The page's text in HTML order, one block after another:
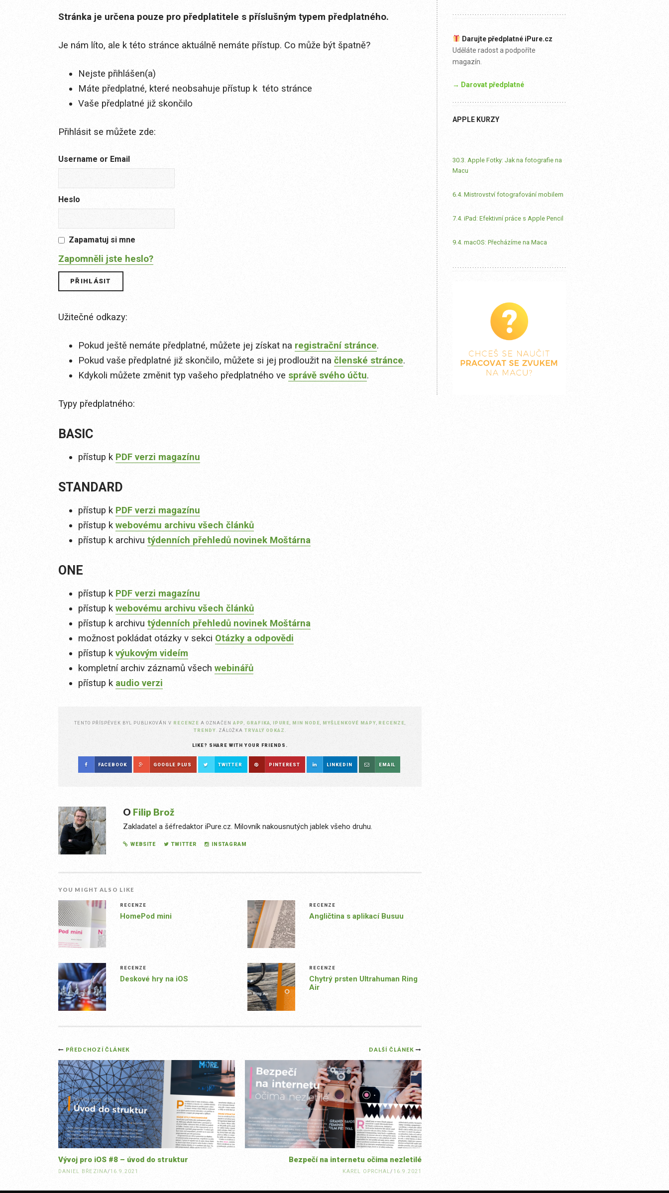
Stránka je určena pouze pro předplatitele s příslušným typem předplatného.
Je nám líto, ale k této stránce aktuálně nemáte přístup. Co může být špatně?
Nejste přihlášen(a)
Máte předplatné, které neobsahuje přístup k této stránce
Vaše předplatné již skončilo
Přihlásit se můžete zde:
Username or Email
Heslo
Zapamatuj si mne
Zapomněli jste heslo?
Užitečné odkazy:
Pokud ještě nemáte předplatné, můžete jej získat na registrační stránce.
Pokud vaše předplatné již skončilo, můžete si jej prodloužit na členské stránce.
Kdykoli můžete změnit typ vašeho předplatného ve správě svého účtu.
Typy předplatného:
BASIC
přístup k PDF verzi magazínu
STANDARD
přístup k PDF verzi magazínu
přístup k webovému archivu všech článků
přístup k archivu týdenních přehledů novinek Moštárna
ONE
přístup k PDF verzi magazínu
přístup k webovému archivu všech článků
přístup k archivu týdenních přehledů novinek Moštárna
možnost pokládat otázky v sekci Otázky a odpovědi
přístup k výukovým videím
kompletní archiv záznamů všech webinářů
přístup k audio verzi
TENTO PŘÍSPĚVEK BYL PUBLIKOVÁN V RECENZE A OZNAČEN APP GRAFIKA IPURE MIN NODE MYŠLENKOVÉ MAPY RECENZE
TRENDY . ZÁLOŽKA TRVALÝ ODKAZ
LIKE? SHARE WITH YOUR FRIENDS.
FACEBOOK GOOGLE PLUS TWITTER PINTEREST LINKEDIN EMAIL
O Filip Brož
Zakladatel a šéfredaktor iPure.cz. Milovník nakousnutých jablek všeho druhu.
WEBSITE TWITTER INSTAGRAM
YOU MIGHT ALSO LIKE
RECENZE
HomePod mini
RECENZE
Angličtina s aplikací Busuu
RECENZE
Deskové hry na iOS
RECENZE
Chytrý prsten Ultrahuman Ring
Air
Post
navigation
DALŠÍ ČLÁNEK
Bezpečí na internetu očima nezletilé
KAREL OPRCHAL/ 16.9.2021
PŘEDCHOZÍ ČLÁNEK
Vývoj pro iOS #8 – úvod do struktur
DANIEL BŘEZINA/16.9.2021
Darujte předplatné iPure.cz
Uděláte radost a podpoříte
magazín.
→ Darovat předplatné
APPLE KURZY
30.3. Apple Fotky: Jak na fotografie na
Macu
6.4. Mistrovství fotografování mobilem
7.4. iPad: Efektivní práce s Apple Pencil
9.4. macOS: Přecházíme na Maca